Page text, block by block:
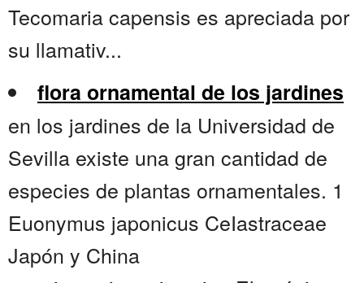
Tecomaria capensis es apreciada por
su llamativ...
flora ornamental de los jardines
en los jardines de la Universidad de
Sevilla existe una gran cantidad de
especies de plantas ornamentales. 1
Euonymus japonicus CeIastraceae
Japón y China